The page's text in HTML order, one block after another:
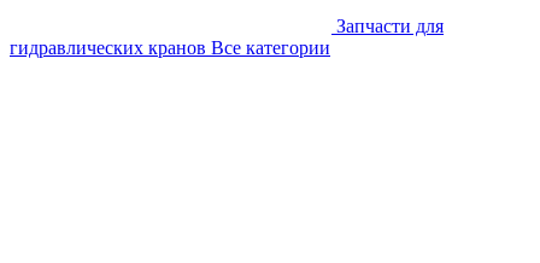
Запчасти для
гидравлических кранов Все категории